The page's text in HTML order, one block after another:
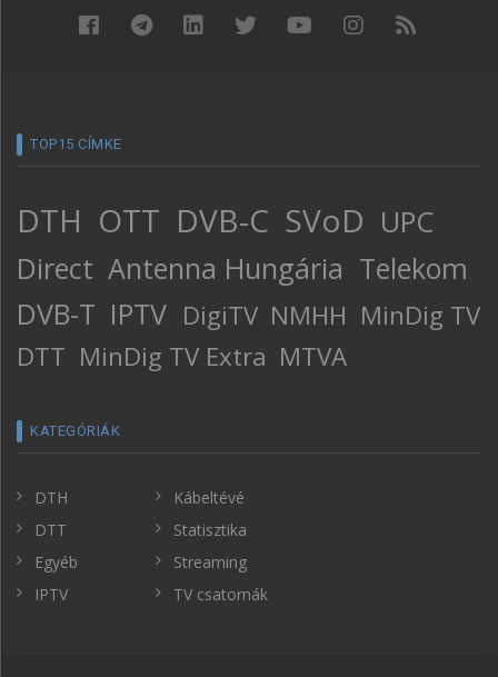
TOP15 CÍMKE
DTH OTT DVB-C SVoD UPC
Direct Antenna Hungária Telekom
DVB-T IPTV DigiTV NMHH MinDig TV
DTT MinDig TV Extra MTVA
KATEGÓRIÁK
DTH
DTT
Egyéb
IPTV
Kábeltévé
Statisztika
Streaming
TV csatornák